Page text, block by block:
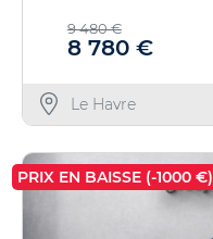
9 480 €
8 780 €
Le Havre
PRIX EN BAISSE (-1000 €)